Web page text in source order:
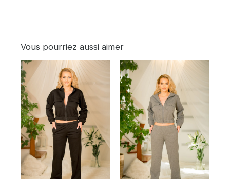
Vous pourriez aussi aimer